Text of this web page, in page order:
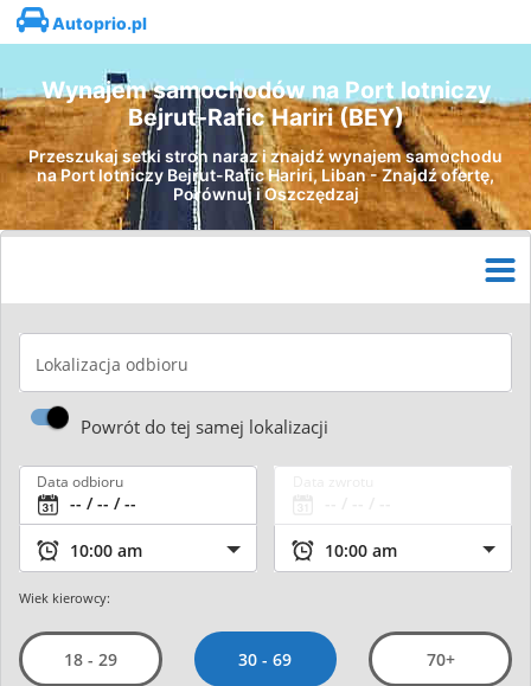
Autoprio.pl
Wynajem samochodów na Port lotniczy
Bejrut-Rafic Hariri (BEY)
Przeszukaj setki stron naraz i znajdź wynajem samochodu
na Port lotniczy Bejrut-Rafic Hariri, Liban - Znajdź ofertę,
Porównuj i Oszczędzaj
Lokalizacja odbioru
Powrót do tej samej lokalizacji
Data odbioru
Wiek kierowcy:
18 - 29 30 - 69 70+